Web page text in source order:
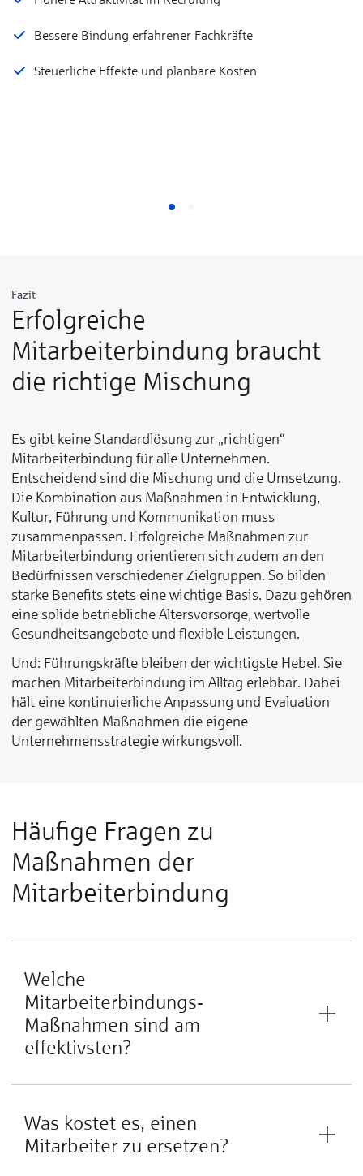
Bessere Bindung erfahrener Fachkräfte
Steuerliche Effekte und planbare Kosten
Fazit
Erfolgreiche
Mitarbeiterbindung braucht
die richtige Mischung
Es gibt keine Standardlösung zur „richtigen“
Mitarbeiterbindung für alle Unternehmen.
Entscheidend sind die Mischung und die Umsetzung.
Die Kombination aus Maßnahmen in Entwicklung,
Kultur, Führung und Kommunikation muss
zusammenpassen. Erfolgreiche Maßnahmen zur
Mitarbeiterbindung orientieren sich zudem an den
Bedürfnissen verschiedener Zielgruppen. So bilden
starke Benefits stets eine wichtige Basis. Dazu gehören
eine solide betriebliche Altersvorsorge, wertvolle
Gesundheitsangebote und flexible Leistungen.
Und: Führungskräfte bleiben der wichtigste Hebel. Sie
machen Mitarbeiterbindung im Alltag erlebbar. Dabei
hält eine kontinuierliche Anpassung und Evaluation
der gewählten Maßnahmen die eigene
Unternehmensstrategie wirkungsvoll.
Häufige Fragen zu
Maßnahmen der
Mitarbeiterbindung
Welche
Mitarbeiterbindungs-
Maßnahmen sind am
effektivsten?
Was kostet es, einen
Mitarbeiter zu ersetzen?